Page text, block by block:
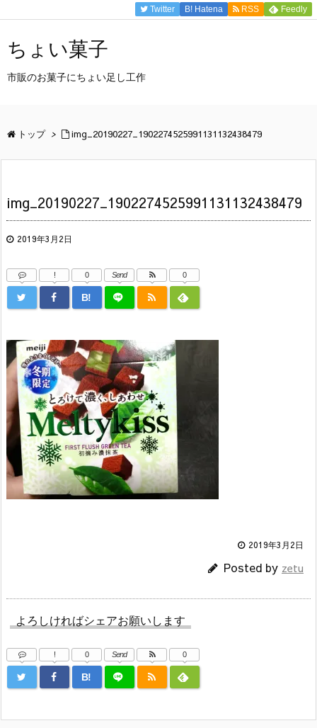
Twitter B! Hatena RSS Feedly
ちょい菓子
市販のお菓子にちょい足し工作
トップ > img_20190227_1902274525991131132438479
img_20190227_1902274525991131132438479
2019年3月2日
!
B!
0 Send 0
2019年3月2日
Posted by zetu
よろしければシェアお願いします
!
B!
0 Send 0